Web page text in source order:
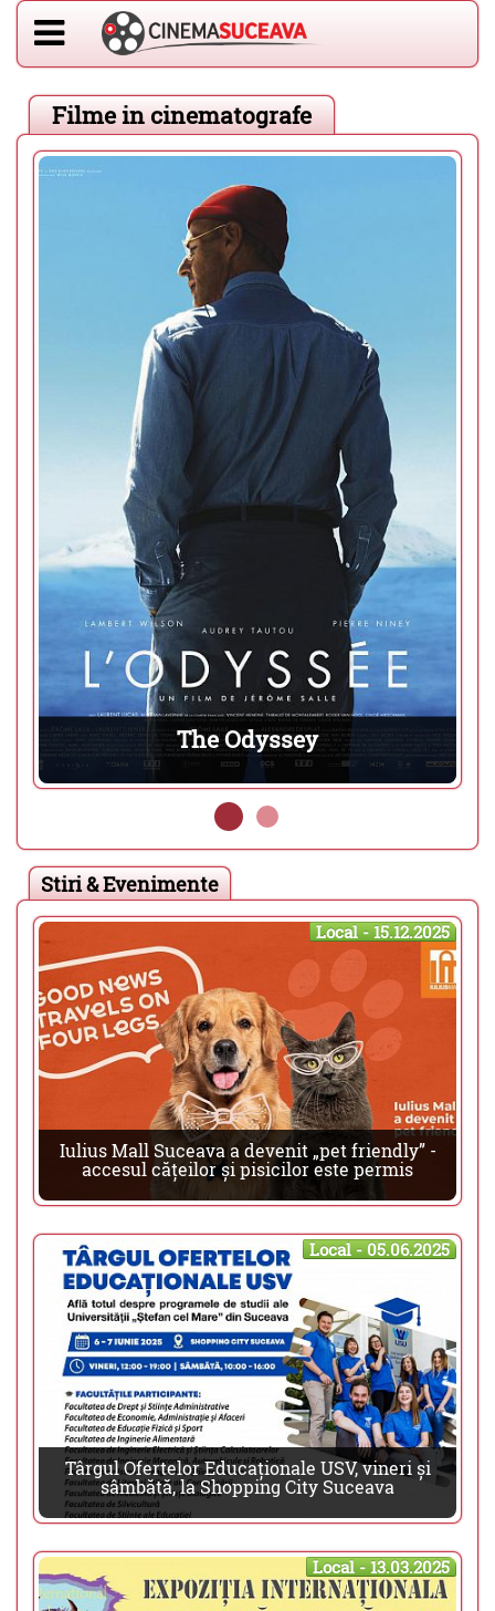
Filme in cinematografe
Moana
Animatie, Aventura, Comedie
n/a (n/a voturi)
Stiri & Evenimente
Local - 15.12.2025
Iulius Mall Suceava a devenit „pet friendly” -
accesul cățeilor și pisicilor este permis
Local - 05.06.2025
Târgul Ofertelor Educaționale USV, vineri și
sâmbătă, la Shopping City Suceava
Local - 13.03.2025